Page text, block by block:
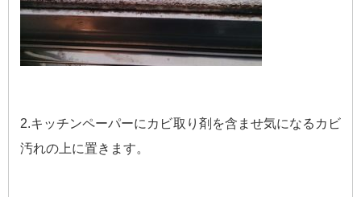
2.キッチンペーパーにカビ取り剤を含ませ気になるカビ
汚れの上に置きます。